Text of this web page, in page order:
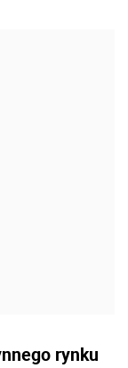
rynku